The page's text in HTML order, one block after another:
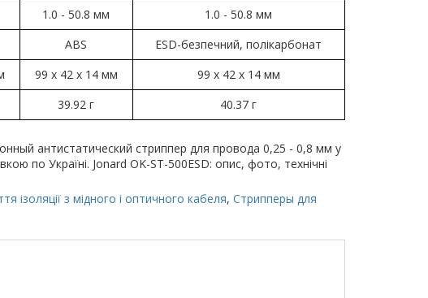
1.0 - 50.8 мм
1.0 - 50.8 мм
ABS
ESD-безпечний, полікарбонат
99 x 42 x 14 мм
99 x 42 x 14 мм
39.92 г 40.37 г
антистатический стриппер для провода 0,25 - 0,8 мм у
по Україні. Jonard OK-ST-500ESD: опис, фото, технічні
ізоляції з мідного і оптичного кабеля, Стрипперы для